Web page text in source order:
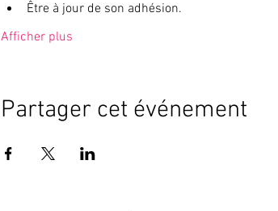
Être à jour de son adhésion.
Afficher plus
Partager cet événement